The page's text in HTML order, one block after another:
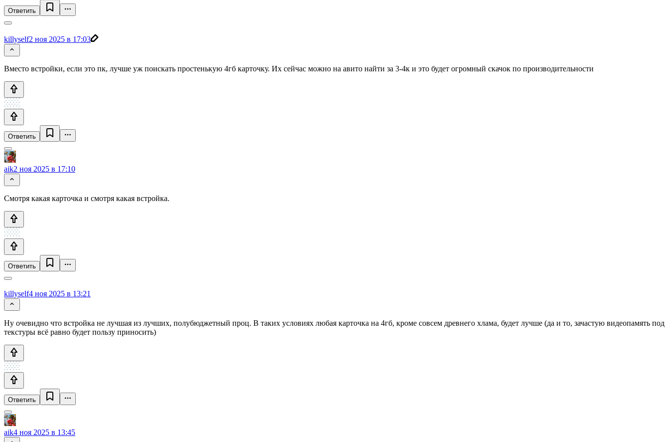
Ответить
killyself2 ноя 2025 в 17:03
Вместо встройки, если это пк, лучше уж поискать простенькую 4гб карточку. Их сейчас можно на авито найти за 3-4к и это будет огромный скачок по производительности
Ответить
aik2 ноя 2025 в 17:10
Смотря какая карточка и смотря какая встройка.
Ответить
killyself4 ноя 2025 в 13:21
Ну очевидно что встройка не лучшая из лучших, полубюджетный проц. В таких условиях любая карточка на 4гб, кроме совсем древнего хлама, будет лучше (да и то, зачастую видеопамять под
текстуры всё равно будет пользу приносить)
Ответить
aik4 ноя 2025 в 13:45